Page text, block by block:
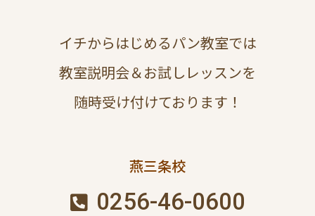
イチからはじめるパン教室では
教室説明会＆お試しレッスンを
随時受け付けております！
燕三条校
0256-46-0600